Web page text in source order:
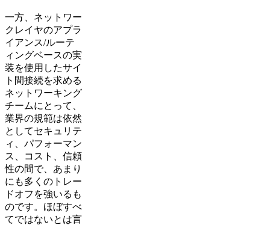
一方、ネットワー
クレイヤのアプラ
イアンス/ルーテ
ィングベースの実
装を使用したサイ
ト間接続を求める
ネットワーキング
チームにとって、
業界の規範は依然
としてセキュリテ
ィ、パフォーマン
ス、コスト、信頼
性の間で、あまり
にも多くのトレー
ドオフを強いるも
のです。ほぼすべ
てではないとは言